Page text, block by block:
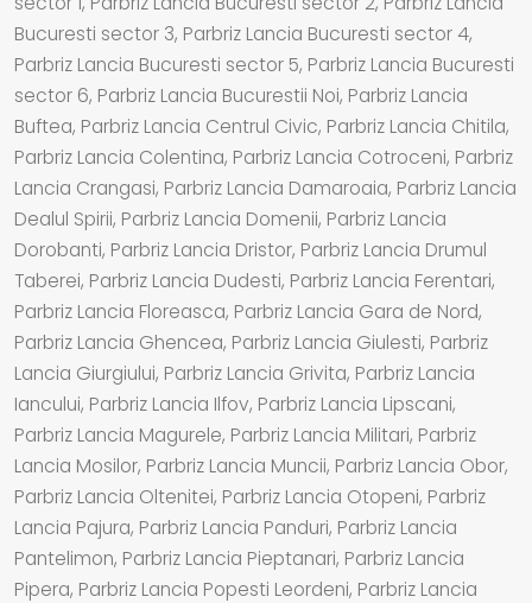
Bucuresti sector 3, Parbriz Lancia Bucuresti sector 4,
Parbriz Lancia Bucuresti sector 5, Parbriz Lancia Bucuresti
sector 6, Parbriz Lancia Bucurestii Noi, Parbriz Lancia
Buftea, Parbriz Lancia Centrul Civic, Parbriz Lancia Chitila,
Parbriz Lancia Colentina, Parbriz Lancia Cotroceni, Parbriz
Lancia Crangasi, Parbriz Lancia Damaroaia, Parbriz Lancia
Dealul Spirii, Parbriz Lancia Domenii, Parbriz Lancia
Dorobanti, Parbriz Lancia Dristor, Parbriz Lancia Drumul
Taberei, Parbriz Lancia Dudesti, Parbriz Lancia Ferentari,
Parbriz Lancia Floreasca, Parbriz Lancia Gara de Nord,
Parbriz Lancia Ghencea, Parbriz Lancia Giulesti, Parbriz
Lancia Giurgiului, Parbriz Lancia Grivita, Parbriz Lancia
Iancului, Parbriz Lancia Ilfov, Parbriz Lancia Lipscani,
Parbriz Lancia Magurele, Parbriz Lancia Militari, Parbriz
Lancia Mosilor, Parbriz Lancia Muncii, Parbriz Lancia Obor,
Parbriz Lancia Oltenitei, Parbriz Lancia Otopeni, Parbriz
Lancia Pajura, Parbriz Lancia Panduri, Parbriz Lancia
Pantelimon, Parbriz Lancia Pieptanari, Parbriz Lancia
Pipera, Parbriz Lancia Popesti Leordeni, Parbriz Lancia